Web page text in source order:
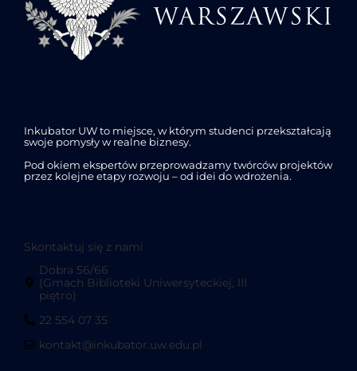
Inkubator UW to miejsce, w którym studenci przekształcają
swoje pomysły w realne biznesy.
Pod okiem ekspertów przeprowadzamy twórców projektów
przez kolejne etapy rozwoju – od idei do wdrożenia.
Skontaktuj się z nami
Dobra 56/66
(Gmach Biblioteki Uniwersyteckiej, III
piętro)
22 554 07 35
kontakt@inkubator.uw.edu.pl